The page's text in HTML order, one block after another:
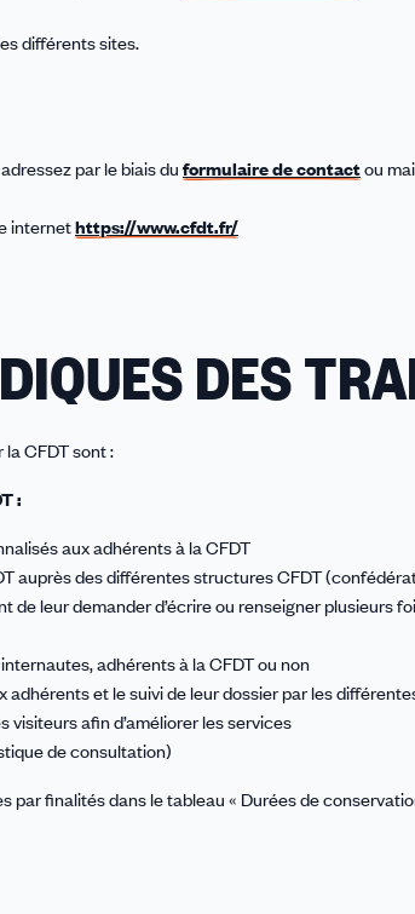
différents sites.
par le biais du formulaire de contactou
internethttps://www.cfdt.fr/
DES
CFDT sont :
:
aux adhérents à la CFDT
auprès des différentes structures CFDT
leur demander d’écrire ou renseigner plusieurs
adhérents à la CFDT ou non
adhérents et le suivi de leur dossier par les
visiteurs afin d’améliorer les services
de consultation)
par finalités dans le tableau « Durées de